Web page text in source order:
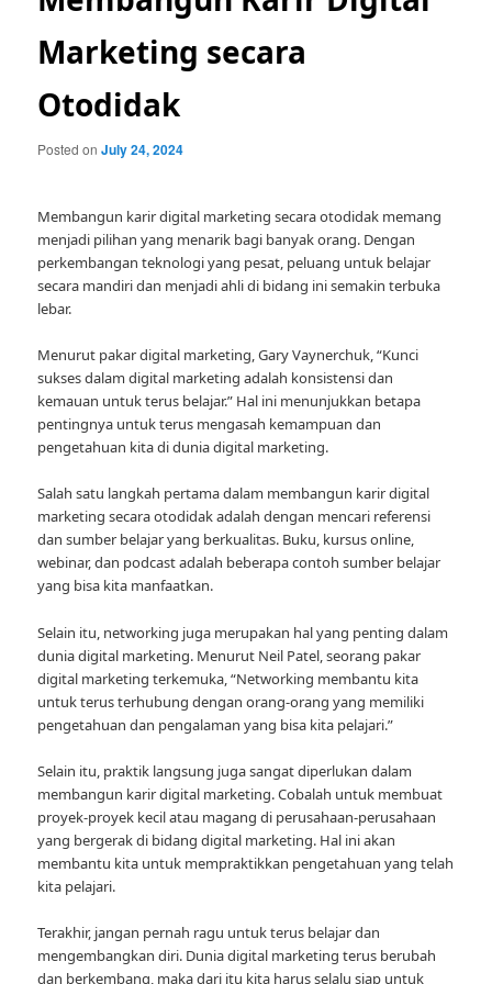
Marketing secara
Otodidak
Posted onJuly 24, 2024
Membangun karir digital marketing secara otodidak memang
menjadi pilihan yang menarik bagi banyak orang. Dengan
perkembangan teknologi yang pesat, peluang untuk belajar
secara mandiri dan menjadi ahli di bidang ini semakin terbuka
lebar.
Menurut pakar digital marketing, Gary Vaynerchuk, “Kunci
sukses dalam digital marketing adalah konsistensi dan
kemauan untuk terus belajar.” Hal ini menunjukkan betapa
pentingnya untuk terus mengasah kemampuan dan
pengetahuan kita di dunia digital marketing.
Salah satu langkah pertama dalam membangun karir digital
marketing secara otodidak adalah dengan mencari referensi
dan sumber belajar yang berkualitas. Buku, kursus online,
webinar, dan podcast adalah beberapa contoh sumber belajar
yang bisa kita manfaatkan.
Selain itu, networking juga merupakan hal yang penting dalam
dunia digital marketing. Menurut Neil Patel, seorang pakar
digital marketing terkemuka, “Networking membantu kita
untuk terus terhubung dengan orang-orang yang memiliki
pengetahuan dan pengalaman yang bisa kita pelajari.”
Selain itu, praktik langsung juga sangat diperlukan dalam
membangun karir digital marketing. Cobalah untuk membuat
proyek-proyek kecil atau magang di perusahaan-perusahaan
yang bergerak di bidang digital marketing. Hal ini akan
membantu kita untuk mempraktikkan pengetahuan yang telah
kita pelajari.
Terakhir, jangan pernah ragu untuk terus belajar dan
mengembangkan diri. Dunia digital marketing terus berubah
dan berkembang, maka dari itu kita harus selalu siap untuk